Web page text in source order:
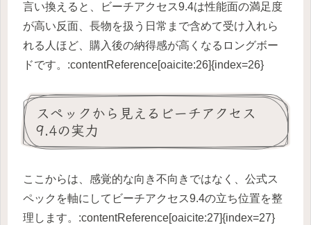
言い換えると、ビーチアクセス9.4は性能面の満足度
が高い反面、長物を扱う日常まで含めて受け入れら
れる人ほど、購入後の納得感が高くなるロングボー
ドです。:contentReference[oaicite:26]{index=26}
スペックから見えるビーチアクセス
9.4の実力
ここからは、感覚的な向き不向きではなく、公式ス
ペックを軸にしてビーチアクセス9.4の立ち位置を整
理します。:contentReference[oaicite:27]{index=27}